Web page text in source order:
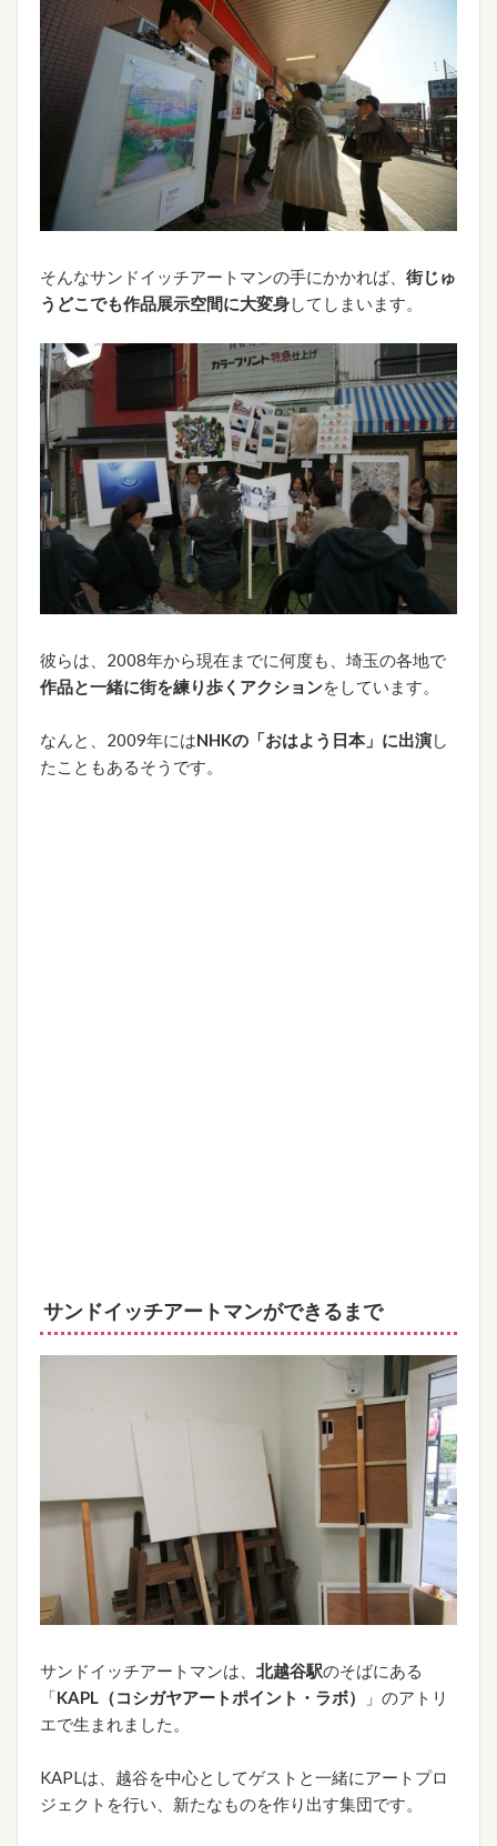
そんなサンドイッチアートマンの手にかかれば、 街じゅ
うどこでも作品展示空間に大変身してしまいます。
彼らは、2008年から現在までに何度も、埼玉の各地で
作品と一緒に街を練り歩くアクションをしています。
なんと、2009年にはNHKの「おはよう日本」に出演し
たこともあるそうです。
サンドイッチアートマンができるまで
サンドイッチアートマンは、 北越谷駅のそばにある
「KAPL （コシガヤアートポイント・ラボ）
」のアトリ
エで生まれました。
KAPLは、越谷を中心としてゲストと一緒にアートプロ
ジェクトを行い、新たなものを作り出す集団です。